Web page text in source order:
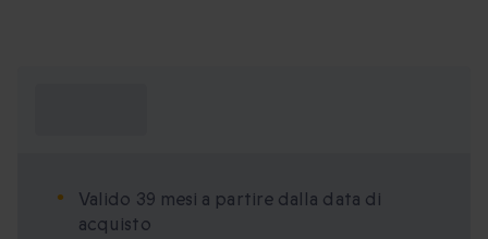
Valido 39 mesi a partire dalla data di
acquisto